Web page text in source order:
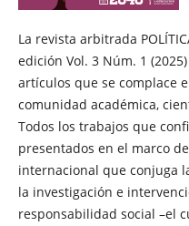
La revista arbitrada
edición Vol. 3 Núm. 1
artículos que se complace
comunidad académica,
Todos los trabajos que
presentados en el marco
internacional que conjuga
la investigación e
responsabilidad social –el